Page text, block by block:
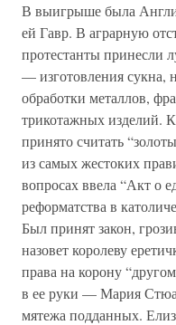
В выигрыше была
ей Гавр. В аграрную
протестанты принесли
— изготовления
обработки металлов,
трикотажных изделий.
принято считать
из самых жестоких
вопросах ввела “Акт о
реформатства в
Был принят закон,
назовет королеву
права на корону
в ее руки — Мария
мятежа подданных.